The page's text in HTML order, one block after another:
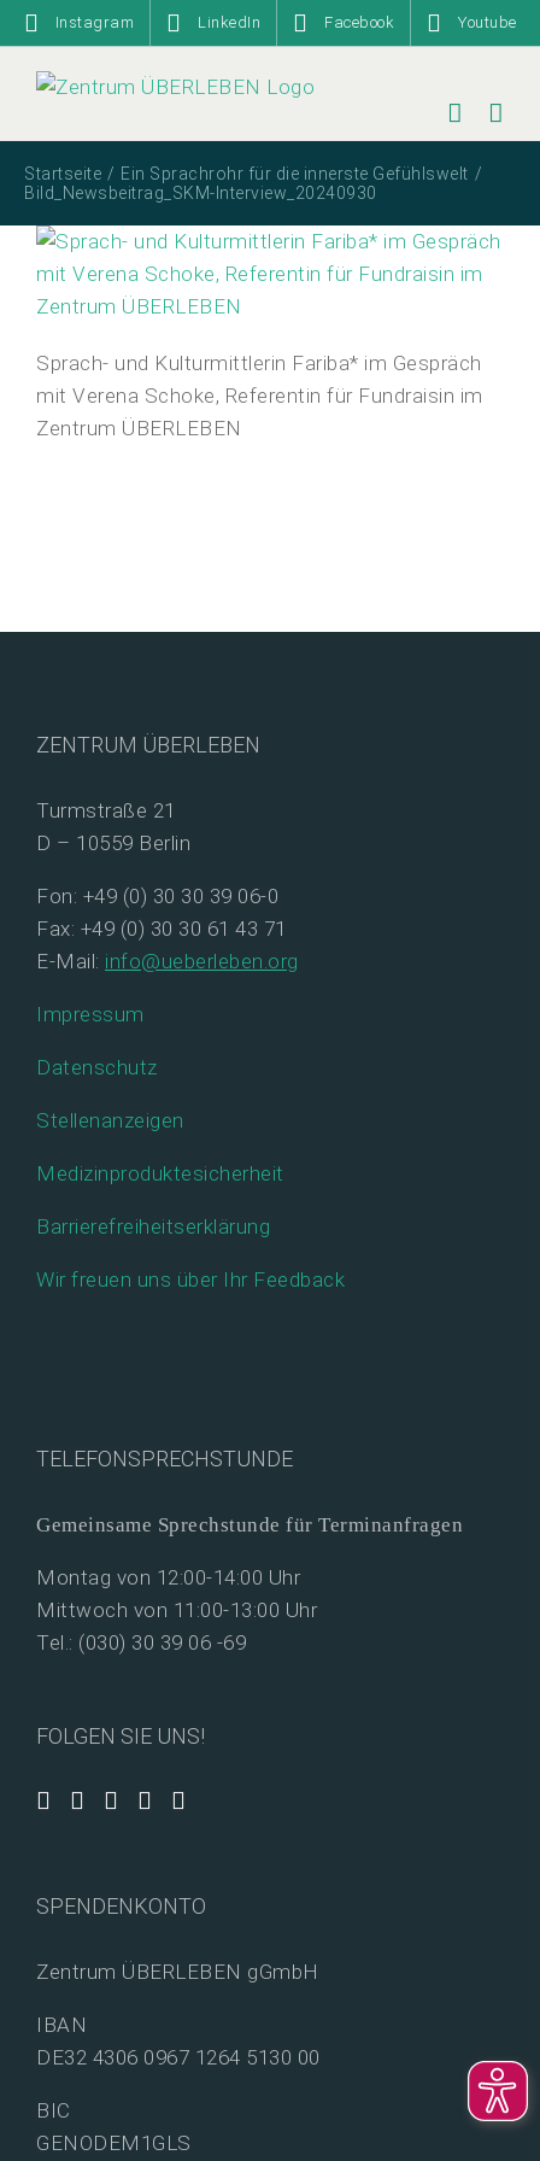
Zum
Inhalt
springen
Instagram LinkedIn Facebook Youtube
Startseite
Ein Sprachrohr für die innerste Gefühlswelt
Bild_Newsbeitrag_SKM-Interview_20240930
Sprach- und Kulturmittlerin Fariba* im Gespräch
mit Verena Schoke, Referentin für Fundraisin im
Zentrum ÜBERLEBEN
ZENTRUM ÜBERLEBEN
Turmstraße 21
D – 10559 Berlin
Fon: +49 (0) 30 30 39 06-0
Fax: +49 (0) 30 30 61 43 71
E-Mail: info@ueberleben.org
Impressum
Datenschutz
Stellenanzeigen
Medizinproduktesicherheit
Barrierefreiheitserklärung
Wir freuen uns über Ihr Feedback
TELEFONSPRECHSTUNDE
Gemeinsame Sprechstunde für Terminanfragen
Montag von 12:00-14:00 Uhr
Mittwoch von 11:00-13:00 Uhr
Tel.: (030) 30 39 06 -69
FOLGEN SIE UNS!
SPENDENKONTO
Zentrum ÜBERLEBEN gGmbH
IBAN
DE32 4306 0967 1264 5130 00
BIC
GENODEM1GLS